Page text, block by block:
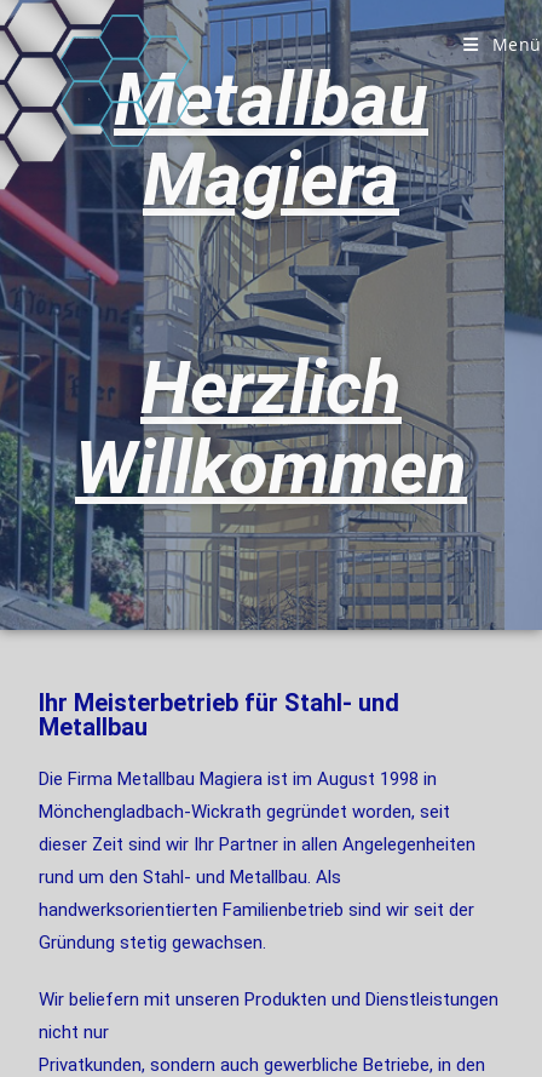
Menü
Metallbau
Magiera
Herzlich
Willkommen
Ihr Meisterbetrieb für Stahl- und
Metallbau
Die Firma Metallbau Magiera ist im August 1998 in
Mönchengladbach-Wickrath gegründet worden, seit
dieser Zeit sind wir Ihr Partner in allen Angelegenheiten
rund um den Stahl- und Metallbau. Als
handwerksorientierten Familienbetrieb sind wir seit der
Gründung stetig gewachsen.
Wir beliefern mit unseren Produkten und Dienstleistungen
nicht nur
Privatkunden, sondern auch gewerbliche Betriebe, in den